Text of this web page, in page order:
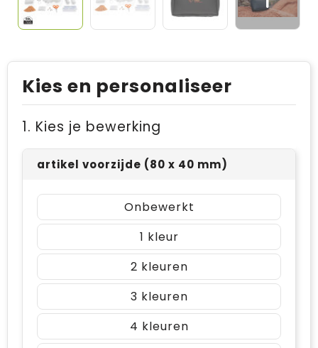
Kies en personaliseer
1. Kies je bewerking
artikel voorzijde (80 x 40 mm)
Onbewerkt
1
2
3
4